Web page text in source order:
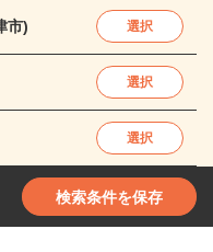
市) 選択
選択
選択
検索条件を保存